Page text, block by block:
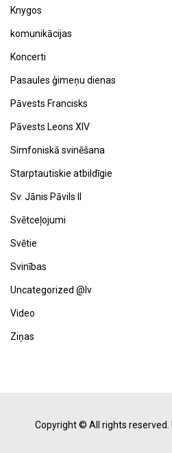
Knygos
komunikācijas
Koncerti
Pasaules ģimeņu dienas
Pāvests Francisks
Pāvests Leons XIV
Simfoniskā svinēšana
Starptautiskie atbildīgie
Sv. Jānis Pāvils II
Svētceļojumi
Svētie
Svinības
Uncategorized @lv
Video
Ziņas
Copyright © All rights reserved.